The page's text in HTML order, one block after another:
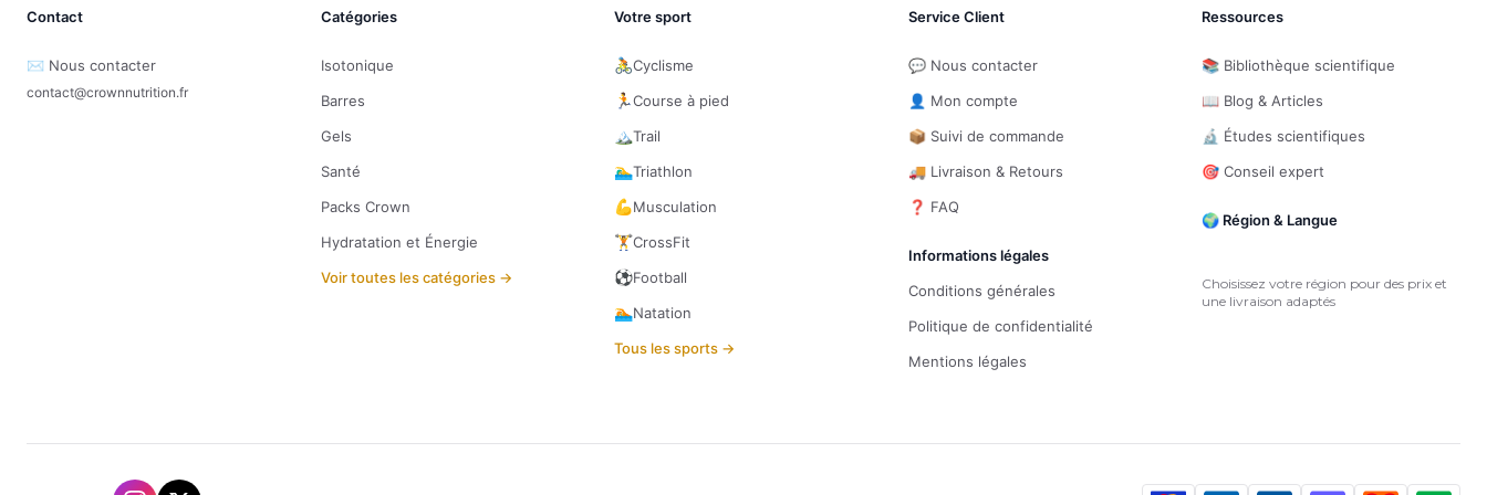
Contact
✉️ Nous contacter
contact@crownnutrition.fr
Catégories
Isotonique
Barres
Gels
Santé
Packs Crown
Hydratation et Énergie
Voir toutes les catégories →
Votre sport
🚴Cyclisme
🏃Course à pied
🏔️Trail
🏊‍♂️Triathlon
💪Musculation
🏋️CrossFit
⚽Football
🏊Natation
Tous les sports →
Service Client
💬 Nous contacter
👤 Mon compte
📦 Suivi de commande
🚚 Livraison & Retours
❓ FAQ
Informations légales
Conditions générales
Politique de confidentialité
Mentions légales
Ressources
📚 Bibliothèque scientifique
📖 Blog & Articles
🔬 Études scientifiques
🎯 Conseil expert
🌍 Région & Langue
Choisissez votre région pour des prix et
une livraison adaptés